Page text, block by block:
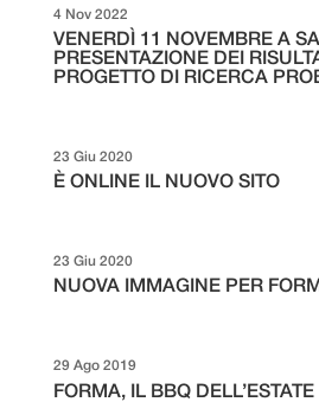
VENERDÌ 11 NOVEMBRE A
PRESENTAZIONE DEI
PROGETTO DI RICERCA
4 Nov 2022
È ONLINE IL NUOVO SITO
23 Giu 2020
NUOVA IMMAGINE PER
23 Giu 2020
FORMA, IL BBQ DELL’ESTATE
29 Ago 2019